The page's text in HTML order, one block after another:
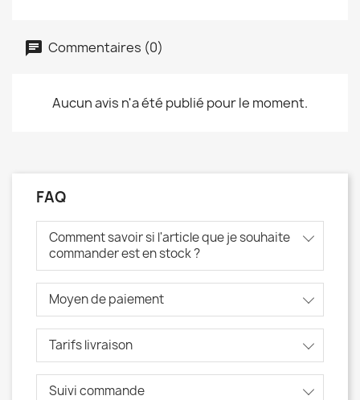
Commentaires (0)
Aucun avis n'a été publié pour le moment.
FAQ
Comment savoir si l'article que je souhaite
commander est en stock ?
Moyen de paiement
Tarifs livraison
Suivi commande